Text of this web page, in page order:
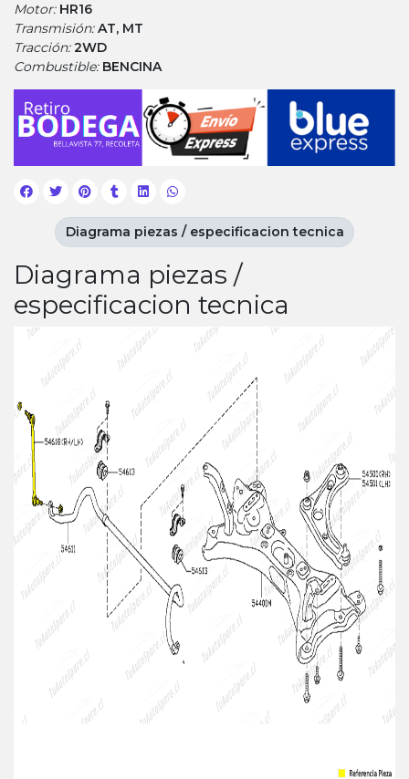
Motor: HR16
Transmisión:AT, MT
Tracción:2WD
Combustible: BENCINA
Diagrama piezas /
especificacion tecnica
Diagrama piezas / especificacion tecnica